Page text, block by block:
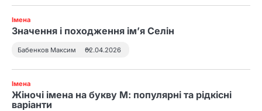
сновидіння
4
До чого сниться втратити
такий сон
Імена
Значення і походження ім’я Селін
Бабенков Максим 02.04.2026
Імена
Жіночі імена на букву М: популярні та рідкісні
варіанти